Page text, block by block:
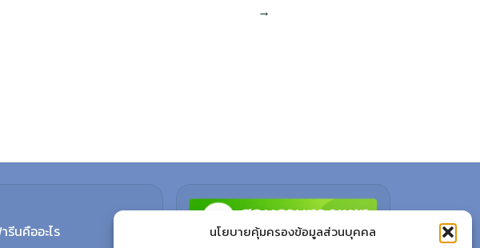
นโยบายคุ้มครองข้อมูลส่วนบุคคล
นคืออะไร